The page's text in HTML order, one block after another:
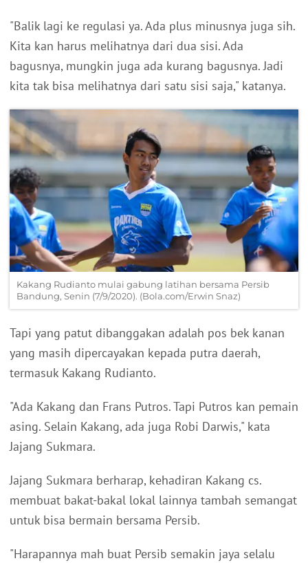
"Balik lagi ke regulasi ya. Ada plus minusnya juga sih.
Kita kan harus melihatnya dari dua sisi. Ada
bagusnya, mungkin juga ada kurang bagusnya. Jadi
kita tak bisa melihatnya dari satu sisi saja," katanya.
Kakang Rudianto mulai gabung latihan bersama Persib
Bandung, Senin (7/9/2020). (Bola.com/Erwin Snaz)
Tapi yang patut dibanggakan adalah pos bek kanan
yang masih dipercayakan kepada putra daerah,
termasuk Kakang Rudianto.
"Ada Kakang dan Frans Putros. Tapi Putros kan pemain
asing. Selain Kakang, ada juga Robi Darwis," kata
Jajang Sukmara.
Jajang Sukmara berharap, kehadiran Kakang cs.
membuat bakat-bakal lokal lainnya tambah semangat
untuk bisa bermain bersama Persib.
"Harapannya mah buat Persib semakin jaya selalu